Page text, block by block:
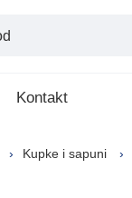
Kontakt
Kupke i sapuni